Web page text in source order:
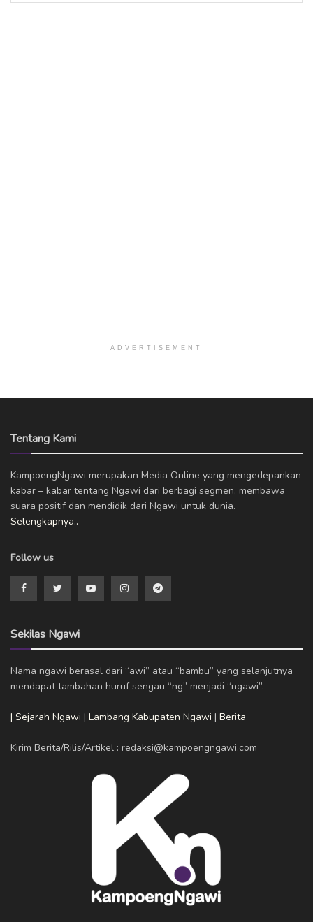
ADVERTISEMENT
Tentang Kami
KampoengNgawi merupakan Media Online yang mengedepankan
kabar – kabar tentang Ngawi dari berbagi segmen, membawa
suara positif dan mendidik dari Ngawi untuk dunia.
Selengkapnya..
Follow us
Sekilas Ngawi
Nama ngawi berasal dari “awi” atau “bambu” yang selanjutnya
mendapat tambahan huruf sengau “ng” menjadi “ngawi”.
| Sejarah Ngawi | Lambang Kabupaten Ngawi | Berita
Kirim Berita/Rilis/Artikel : redaksi@kampoengngawi.com